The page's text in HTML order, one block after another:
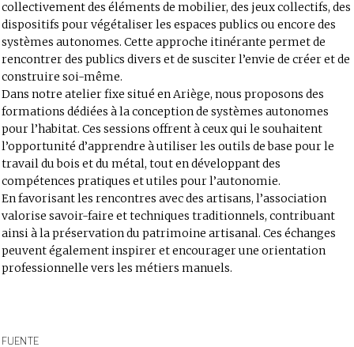
collectivement des éléments de mobilier, des jeux collectifs, des
dispositifs pour végétaliser les espaces publics ou encore des
systèmes autonomes. Cette approche itinérante permet de
rencontrer des publics divers et de susciter l’envie de créer et de
construire soi-même.
Dans notre atelier fixe situé en Ariège, nous proposons des
formations dédiées à la conception de systèmes autonomes
pour l’habitat. Ces sessions offrent à ceux qui le souhaitent
l’opportunité d’apprendre à utiliser les outils de base pour le
travail du bois et du métal, tout en développant des
compétences pratiques et utiles pour l’autonomie.
En favorisant les rencontres avec des artisans, l’association
valorise savoir-faire et techniques traditionnels, contribuant
ainsi à la préservation du patrimoine artisanal. Ces échanges
peuvent également inspirer et encourager une orientation
professionnelle vers les métiers manuels.
FUENTE